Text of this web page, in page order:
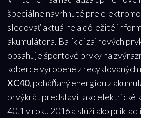
špeciálne navrhnuté pre
sledovať aktuálne a dôležité
akumulátora. Balík dizajnových
obsahuje športové prvky na
koberce vyrobené z
XC40, poháňaný energiou z
prvýkrát predstavil ako elektrické
40.1 v roku 2016 a slúži ako